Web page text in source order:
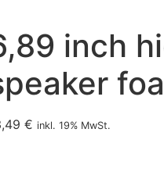
inch
€ inkl. 19% MwSt.